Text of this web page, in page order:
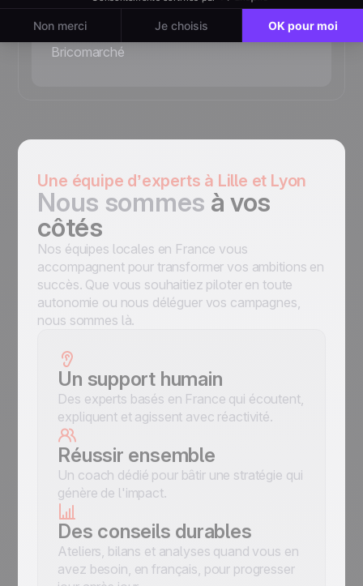
Senior Spécialiste E-commerce,
Bricomarché
Une équipe d’experts à Lille et Lyon
Nous sommes à vos
côtés
Nos équipes locales en France vous
accompagnent pour transformer vos ambitions en
succès. Que vous souhaitiez piloter en toute
autonomie ou nous déléguer vos campagnes,
nous sommes là.
Un support humain
Des experts basés en France qui écoutent,
expliquent et agissent avec réactivité.
Réussir ensemble
Un coach dédié pour bâtir une stratégie qui
génère de l'impact.
Des conseils durables
Ateliers, bilans et analyses quand vous en
avez besoin, en français, pour progresser